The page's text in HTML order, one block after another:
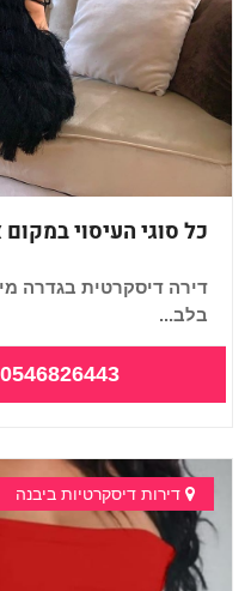
כל סוגי העיסוי
דירה דיסקרטית בגדרה
בלב...
0546826443
דירות דיסקרטיות ביבנה